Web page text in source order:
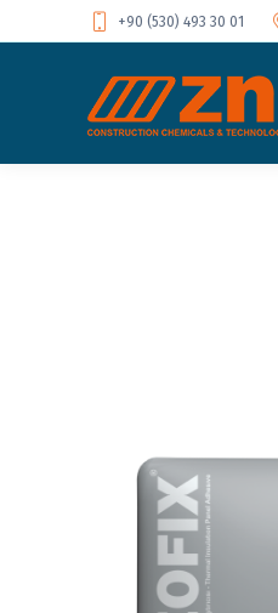
+90 (530) 493 30 01